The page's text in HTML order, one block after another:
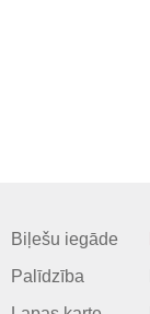
Biļešu iegāde
Palīdzība